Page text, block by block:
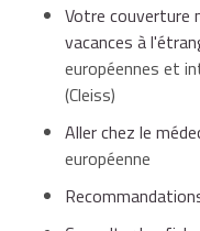
les systèmes de
pays européen à
peuvent être
dans d'autres
médecin, vérifiez
système de santé
Votre couverture
vacances à
européennes et
(Cleiss)
Aller chez le
européenne